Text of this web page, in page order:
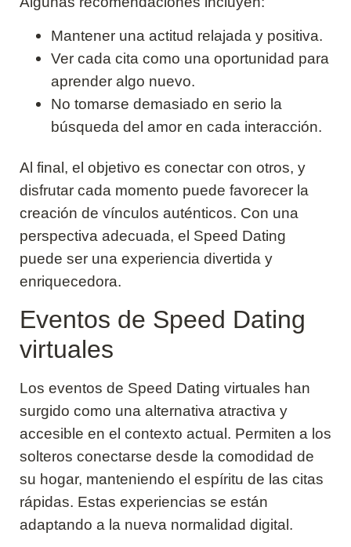
Mantener una actitud relajada y positiva.
Ver cada cita como una oportunidad para
aprender algo nuevo.
No tomarse demasiado en serio la
búsqueda del amor en cada interacción.
Al final, el objetivo es conectar con otros, y
disfrutar cada momento puede favorecer la
creación de vínculos auténticos. Con una
perspectiva adecuada, el Speed Dating
puede ser una experiencia divertida y
enriquecedora.
Eventos de Speed Dating
virtuales
Los eventos de Speed Dating virtuales han
surgido como una alternativa atractiva y
accesible en el contexto actual. Permiten a los
solteros conectarse desde la comodidad de
su hogar, manteniendo el espíritu de las citas
rápidas. Estas experiencias se están
adaptando a la nueva normalidad digital.